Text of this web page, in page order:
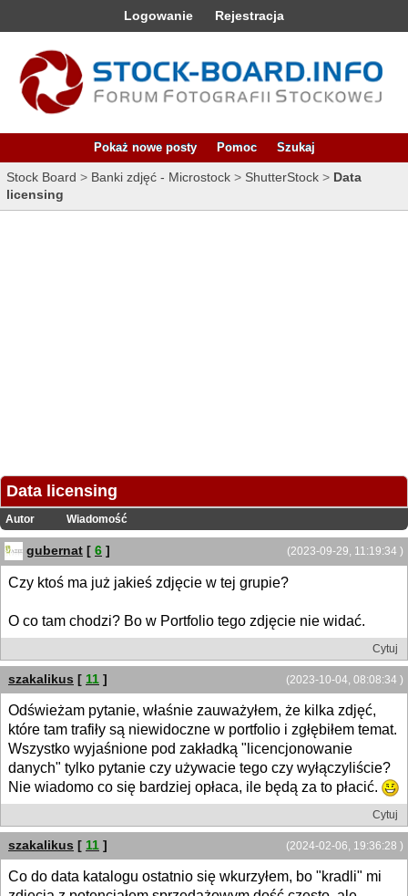
Logowanie Rejestracja
Pokaż nowe posty Pomoc Szukaj
Stock Board > Banki zdjęć - Microstock > ShutterStock > Data
licensing
Data licensing
Autor Wiadomość
(2023-09-29, 11:19:34 )
gubernat [ 6 ]
Czy ktoś ma już jakieś zdjęcie w tej grupie?
O co tam chodzi? Bo w Portfolio tego zdjęcie nie widać.
Cytuj
(2023-10-04, 08:08:34 )
szakalikus [ 11 ]
Odświeżam pytanie, właśnie zauważyłem, że kilka zdjęć,
które tam trafiły są niewidoczne w portfolio i zgłębiłem temat.
Wszystko wyjaśnione pod zakładką "licencjonowanie
danych" tylko pytanie czy używacie tego czy wyłączyliście?
Nie wiadomo co się bardziej opłaca, ile będą za to płacić.
Cytuj
(2024-02-06, 19:36:28 )
szakalikus [ 11 ]
Co do data katalogu ostatnio się wkurzyłem, bo "kradli" mi